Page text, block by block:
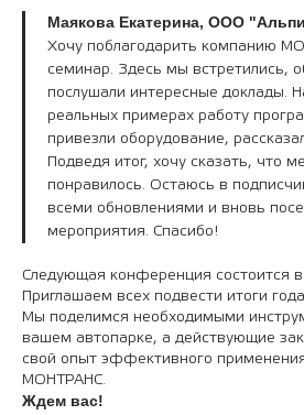
Маякова Екатерина, ООО
Хочу поблагодарить компанию
семинар. Здесь мы встретились,
послушали интересные доклады.
реальных примерах работу
привезли оборудование,
Подведя итог, хочу сказать, что
понравилось. Остаюсь в
всеми обновлениями и вновь
мероприятия. Спасибо!
Следующая конференция состоится в
Приглашаем всех подвести итоги
Мы поделимся необходимыми
вашем автопарке, а действующие
свой опыт эффективного
МОНТРАНС.
Ждем вас!